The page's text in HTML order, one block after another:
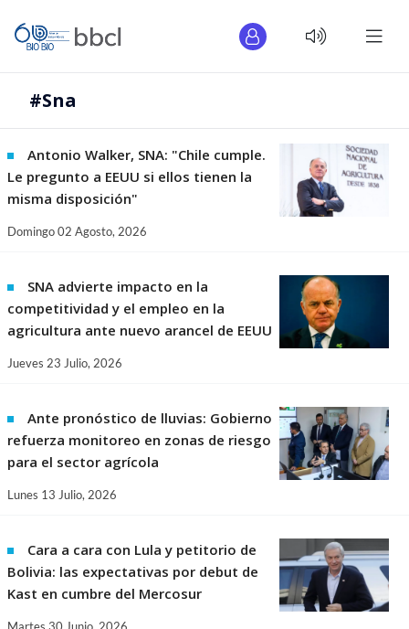
#Sna
Antonio Walker, SNA: "Chile cumple.
Le pregunto a EEUU si ellos tienen la
misma disposición"
Domingo 02 Agosto, 2026
SNA advierte impacto en la
competitividad y el empleo en la
agricultura ante nuevo arancel de EEUU
Jueves 23 Julio, 2026
Ante pronóstico de lluvias: Gobierno
refuerza monitoreo en zonas de riesgo
para el sector agrícola
Lunes 13 Julio, 2026
Cara a cara con Lula y petitorio de
Bolivia: las expectativas por debut de
Kast en cumbre del Mercosur